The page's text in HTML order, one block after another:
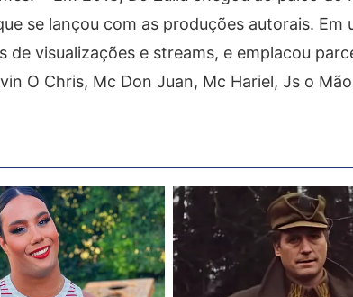
se lançou com as produções autorais. Em
visualizações e streams, e emplacou
O Chris, Mc Don Juan, Mc Hariel, Js o